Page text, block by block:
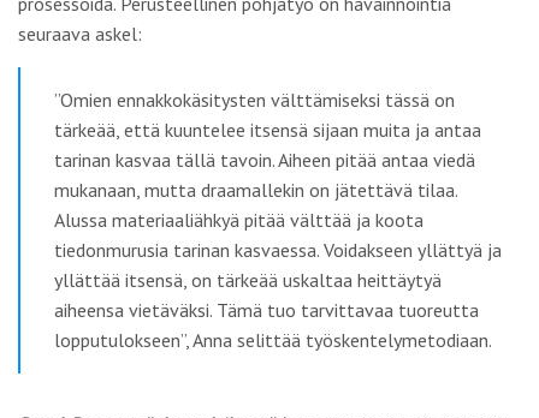
seuraava askel:
”Omien ennakkokäsitysten välttämiseksi tässä on
tärkeää, että kuuntelee itsensä sijaan muita ja antaa
tarinan kasvaa tällä tavoin. Aiheen pitää antaa viedä
mukanaan, mutta draamallekin on jätettävä tilaa.
Alussa materiaaliähkyä pitää välttää ja koota
tiedonmurusia tarinan kasvaessa. Voidakseen yllättyä ja
yllättää itsensä, on tärkeää uskaltaa heittäytyä
aiheensa vietäväksi. Tämä tuo tarvittavaa tuoreutta
lopputulokseen”, Anna selittää työskentelymetodiaan.